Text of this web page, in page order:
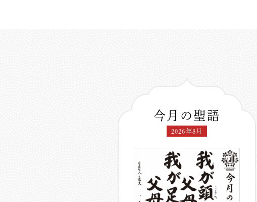
今月の聖語
2026年8月